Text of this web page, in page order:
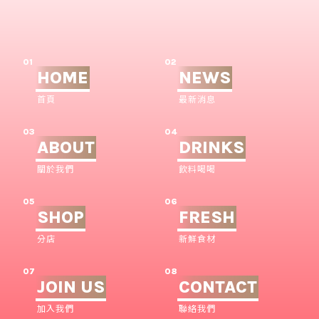
01
HOME
首頁
02
NEWS
最新消息
03
ABOUT
關於我們
04
DRINKS
飲料喝喝
05
SHOP
分店
06
FRESH
新鮮食材
07
JOIN US
加入我們
08
CONTACT
聯絡我們